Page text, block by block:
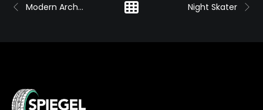
Modern Architecture Night Skater